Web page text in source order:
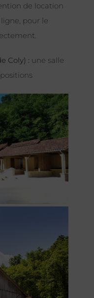
de location
pour le
Coly) : une salle